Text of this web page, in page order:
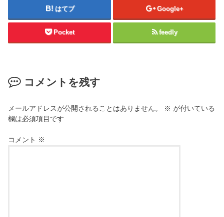
はてブ Google+
Pocket feedly
コメントを残す
メールアドレスが公開されることはありません。 ※ が付いている
欄は必須項目です
コメント ※